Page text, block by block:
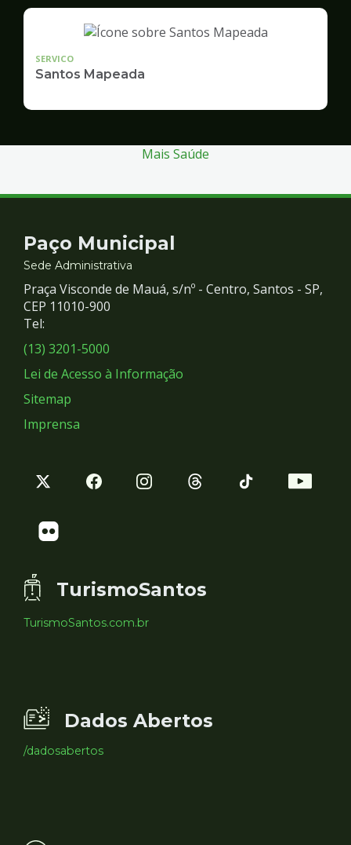
SERVICO
Santos Mapeada
Mais Saúde
Contato
e
Redes
Sociais
Paço Municipal
Sede Administrativa
Praça Visconde de Mauá, s/nº - Centro, Santos - SP,
CEP 11010-900
Tel:
(13) 3201-5000
Lei de Acesso à Informação
Sitemap
Imprensa
TurismoSantos
TurismoSantos.com.br
Dados Abertos
/dadosabertos